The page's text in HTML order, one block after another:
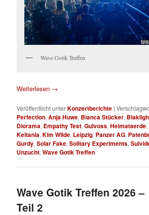
Wave Gotik Treffen
Weiterlesen →
Veröffentlicht unterKonzertberichte |
Perfection,Anja Huwe, Bianca Stücker,
Diorama, Empathy Test,Gulvoss,Heimataerde,
Keltania,Kim Wilde, Leipzig, Panzer AG,
Gurdy,Solar Fake,Solitary Experiments,
Unzucht,Wave Gotik Treffen
Wave Gotik Treffen 2026 –
Teil 2